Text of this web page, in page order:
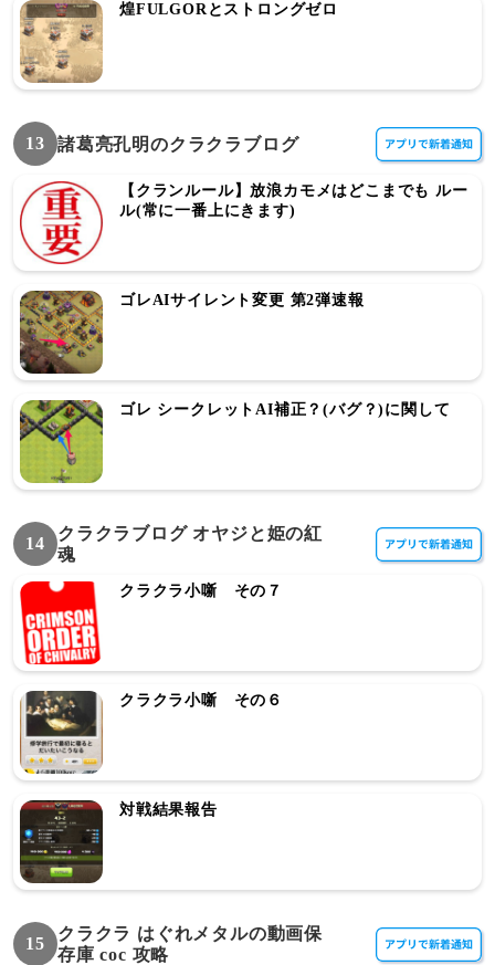
煌FULGORとストロングゼロ
13 諸葛亮孔明のクラクラブログ
【クランルール】放浪カモメはどこまでも ルー
ル(常に一番上にきます)
ゴレAIサイレント変更 第2弾速報
ゴレ シークレットAI補正？(バグ？)に関して
14
クラクラブログ オヤジと姫の紅
魂
クラクラ小噺 その７
クラクラ小噺 その６
対戦結果報告
15
クラクラ はぐれメタルの動画保
存庫 coc 攻略